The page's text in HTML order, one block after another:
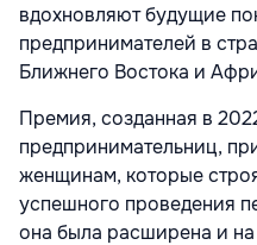
вдохновляют будущие
предпринимателей в
Ближнего Востока и
Премия, созданная в
предпринимательниц,
женщинам, которые
успешного проведения
она была расширена и